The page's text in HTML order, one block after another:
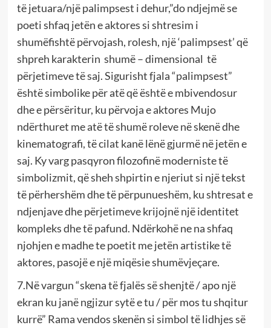
të jetuara/një palimpsest i dehur,”do ndjejmë se
poeti shfaq jetën e aktores si shtresim i
shumëfishtë përvojash, rolesh, një ‘palimpsest’ që
shpreh karakterin shumë – dimensional të
përjetimeve të saj. Sigurisht fjala “palimpsest”
është simbolike për atë që është e mbivendosur
dhe e përsëritur, ku përvoja e aktores Mujo
ndërthuret me atë të shumë roleve në skenë dhe
kinematografi, të cilat kanë lënë gjurmë në jetën e
saj. Ky varg pasqyron filozofinë moderniste të
simbolizmit, që sheh shpirtin e njeriut si një tekst
të përhershëm dhe të përpunueshëm, ku shtresat e
ndjenjave dhe përjetimeve krijojnë një identitet
kompleks dhe të pafund. Ndërkohë ne na shfaq
njohjen e madhe te poetit me jetën artistike të
aktores, pasojë e një miqësie shumëvjeçare.
7.Në vargun “skena të fjalës së shenjtë / apo një
ekran ku janë ngjizur sytë e tu / për mos tu shqitur
kurrë” Rama vendos skenën si simbol të lidhjes së